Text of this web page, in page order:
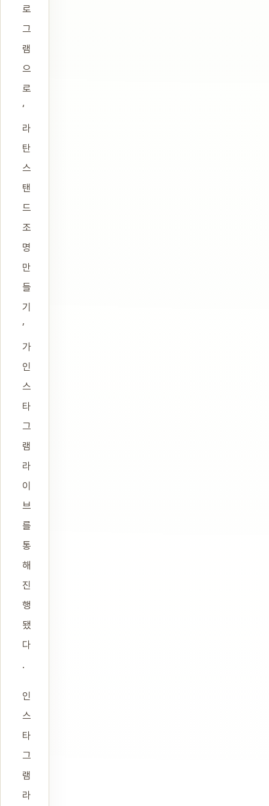
로
그
램
으
로
‘
라
탄
스
탠
드
조
명
만
들
기
’
가
인
스
타
그
램
라
이
브
를
통
해
진
행
됐
다
.
인
스
타
그
램
라